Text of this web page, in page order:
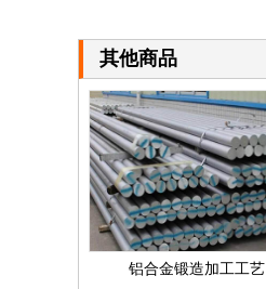
其他商品
铝合金锻造加工工艺